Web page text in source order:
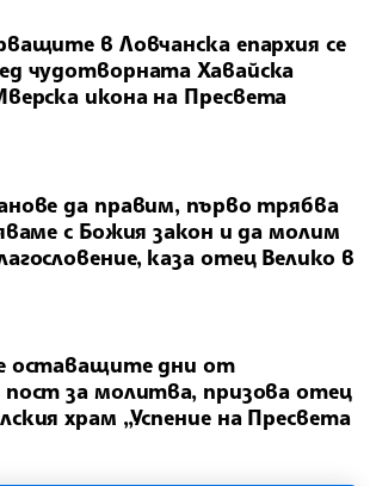
в Ловчанска епархия се
чудотворната Хавайска
икона на Пресвета
да правим, първо трябва
с Божия закон и да молим
каза отец Велико в
оставащите дни от
пост за молитва, призова отец
храм „Успение на Пресвета